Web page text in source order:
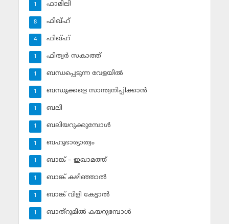
ഫാമിലി
1
ഫിഖ്ഹ്
8
ഫിഖ്ഹ്‌
4
ഫിത്വര്‍ സകാത്ത്‌
1
ബന്ധപ്പെടുന്ന വേളയില്‍
1
ബന്ധുക്കളെ സാന്ത്വനിപ്പിക്കാന്‍
1
ബലി
1
ബലിയറുക്കുമ്പോള്‍
1
ബഹുഭാര്യാത്വം
1
ബാങ്ക് – ഇഖാമത്ത്
1
ബാങ്ക് കഴിഞ്ഞാല്‍
1
ബാങ്ക് വിളി കേട്ടാല്‍
1
ബാത്‌റൂമില്‍ കയറുമ്പോള്‍
1